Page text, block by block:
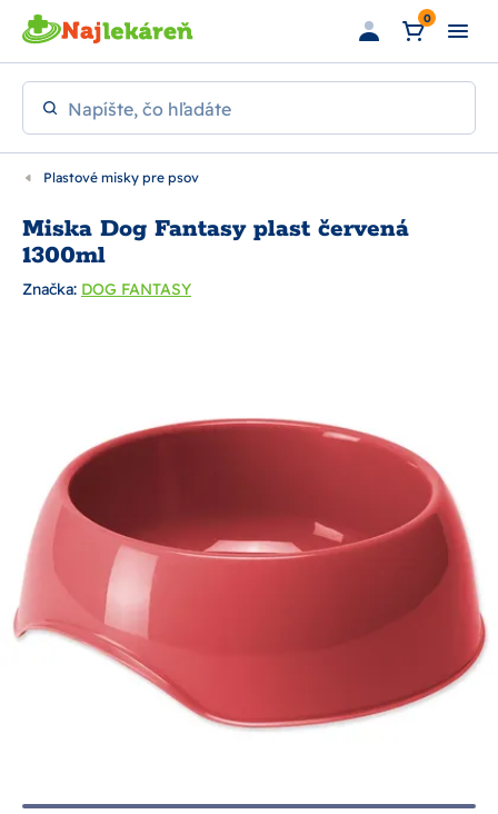
Preskočiť na hlavný obsah 0
Napíšte, čo hľadáte
Plastové misky pre psov
Miska Dog Fantasy plast červená
1300ml
Značka: DOG FANTASY